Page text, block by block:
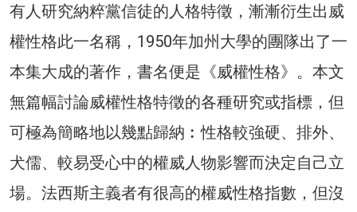
有人研究納粹黨信徒的人格特徵，漸漸衍生出威
權性格此一名稱，1950年加州大學的團隊出了一
本集大成的著作，書名便是《威權性格》。本文
無篇幅討論威權性格特徵的各種研究或指標，但
可極為簡略地以幾點歸納︰性格較強硬、排外、
犬儒、較易受心中的權威人物影響而決定自己立
場。法西斯主義者有很高的權威性格指數，但沒